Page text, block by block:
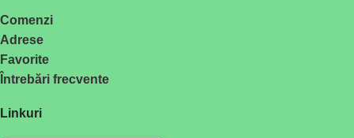
Comenzi
Adrese
Favorite
Întrebări frecvente
Linkuri